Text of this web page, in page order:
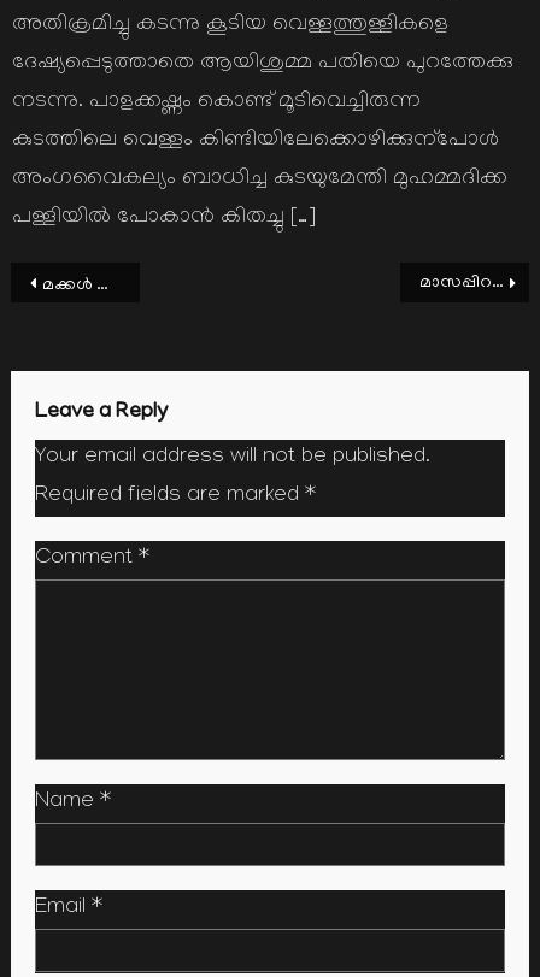
അതിക്രമിച്ചു കടന്നു കൂടിയ വെള്ളത്തുള്ളികളെ
ദേഷ്യപ്പെടുത്താതെ ആയിശുമ്മ പതിയെ പുറത്തേക്കു
നടന്നു. പാളക്കഷ്ണം കൊണ്ട് മൂടിവെച്ചിരുന്ന
കുടത്തിലെ വെള്ളം കിണ്ടിയിലേക്കൊഴിക്കുന്പോള്‍
അംഗവൈകല്യം ബാധിച്ച കുടയുമേന്തി മുഹമ്മദിക്ക
പള്ളിയില്‍ പോകാന്‍ കിതച്ചു […]
Post
മക്കള്‍ കൈവിട്ടു പോകാതിരിക്കാന്‍ മാസപ്പിറവി; ഒരു പ്രൗഢ രചന
Leave a Reply
Your email address will not be published.
Required fields are marked *
Comment *
Name *
Email *